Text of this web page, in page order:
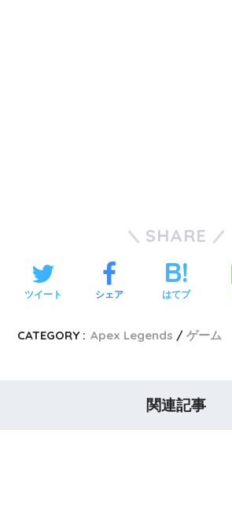
SHARE
ツイート シェア はてブ
CATEGORY : Apex Legends ゲーム
関連記事